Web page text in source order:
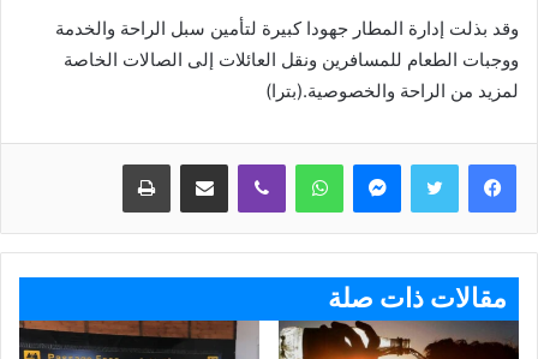
وقد بذلت إدارة المطار جهودا كبيرة لتأمين سبل الراحة والخدمة
ووجبات الطعام للمسافرين ونقل العائلات إلى الصالات الخاصة
لمزيد من الراحة والخصوصية.(بترا)
ماسنجر واتساب ڤايبر مشاركة عبر البريد طباعة
مقالات ذات صلة